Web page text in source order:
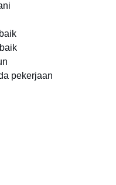
pekerjaan